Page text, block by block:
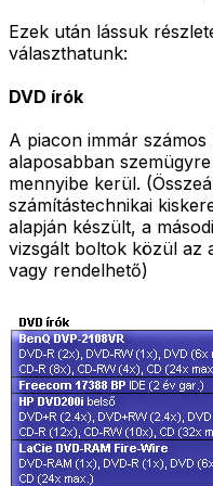
Ezek után lássuk
választhatunk:
DVD írók
A piacon immár
alaposabban
mennyibe kerül.
számítástechnikai
alapján készült, a
vizsgált boltok közül az
vagy rendelhető)